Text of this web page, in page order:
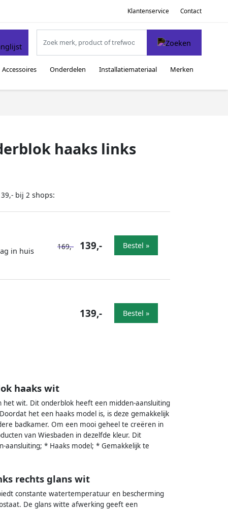
Klantenservice Contact
Accessoires Onderdelen Installatiemateriaal Merken
haaks links
bij 2 shops:
in huis
169,- 139,- Bestel »
139,- Bestel »
haaks wit
het wit. Dit onderblok heeft een midden-aansluiting
het een haaks model is, is deze gemakkelijk
badkamer. Om een mooi geheel te creëren in
van Wiesbaden in dezelfde kleur. Dit
* Haaks model; * Gemakkelijk te
rechts glans wit
constante watertemperatuur en bescherming
De glans witte afwerking geeft een